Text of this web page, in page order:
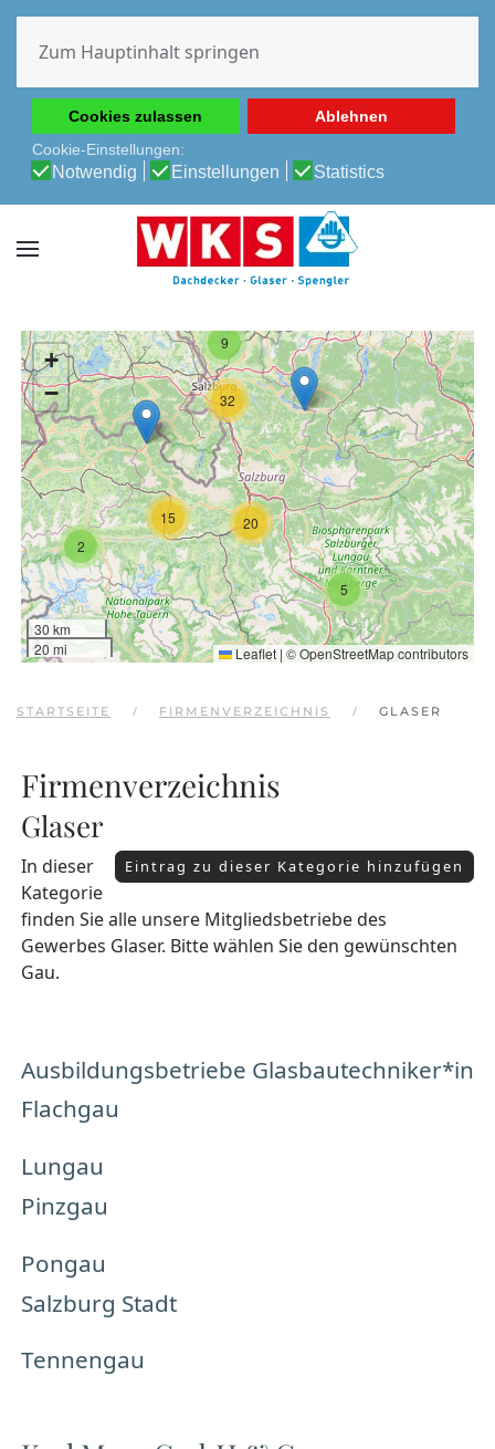
Erfahrung auf unserer Website zu ermöglichen.
Cookie-Richtlinie
Datenschutz-Bestimmungen
Cookies zulassen
Ablehnen
Cookie-Einstellungen:
Notwendig Einstellungen Statistics
Zum Hauptinhalt springen
9
15
2
32
20
5
+
−
30 km
20 mi
Leaflet | ©OpenStreetMapcontributors
STARTSEITE FIRMENVERZEICHNIS GLASER
Firmenverzeichnis
Glaser
Eintrag zu dieser Kategorie hinzufügen
In dieser
Kategorie
finden Sie alle unsere Mitgliedsbetriebe des
Gewerbes Glaser. Bitte wählen Sie den gewünschten
Gau.
Ausbildungsbetriebe Glasbautechniker*in
Flachgau
Lungau
Pinzgau
Pongau
Salzburg Stadt
Tennengau